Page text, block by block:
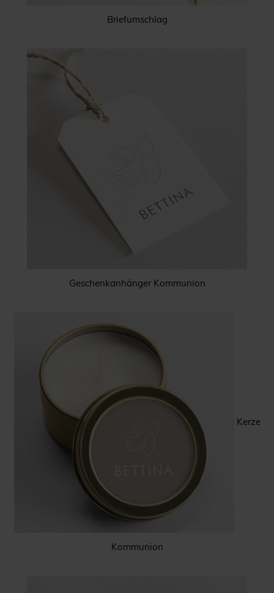
Briefumschlag
Geschenkanhänger Kommunion
Kerze
Kommunion